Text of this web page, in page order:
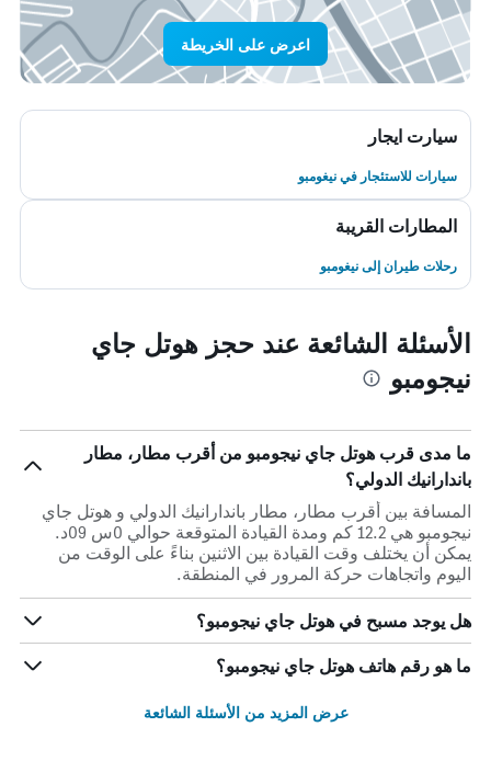
اعرض على الخريطة
سيارت ايجار
سيارات للاستئجار في نيغومبو
المطارات القريبة
رحلات طيران إلى نيغومبو
الأسئلة الشائعة عند حجز هوتل جاي
نيجومبو
ما مدى قرب هوتل جاي نيجومبو من أقرب مطار، مطار
باندارانيك الدولي؟
المسافة بين أقرب مطار، مطار باندارانيك الدولي و هوتل جاي
نيجومبو هي 12.2 كم ومدة القيادة المتوقعة حوالي 0س 09د.
يمكن أن يختلف وقت القيادة بين الاثنين بناءً على الوقت من
اليوم واتجاهات حركة المرور في المنطقة.
هل يوجد مسبح في هوتل جاي نيجومبو؟
ما هو رقم هاتف هوتل جاي نيجومبو؟
عرض المزيد من الأسئلة الشائعة